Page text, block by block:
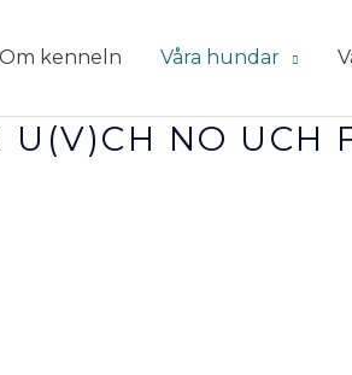
Om kenneln Våra hundar
NO UCH